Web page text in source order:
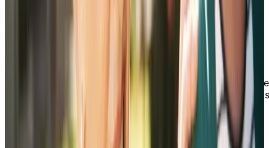
Que contient ce guide ?
Remplissez le formulaire pour télécharger dès
aujourd’hui notre guide pratique Soutenir un
proche par Chartwell afin d’obtenir de
l’information importante sur la vie en résidence
la façon d'aborder ce sujet avec un proche. Vous
obtiendrez dans ce guide des informations sur :
1. Déterminer si c’est le bon moment